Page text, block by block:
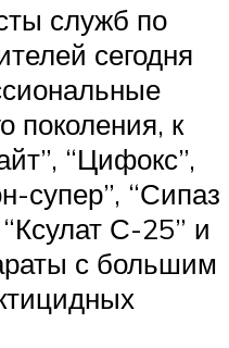
служб по
сегодня
поколения, к
“Цифокс”,
супер”, “Сипаз
С-25” и
с большим